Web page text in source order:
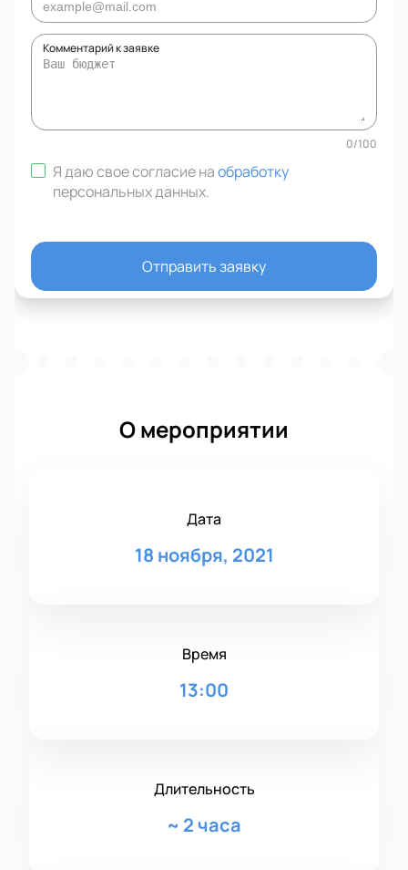
Комментарий к заявке
0/100
Я даю свое согласие наобработку
персональных данных.
Отправить заявку
О мероприятии
Дата
18 ноября, 2021
Время
13:00
Длительность
~ 2 часа